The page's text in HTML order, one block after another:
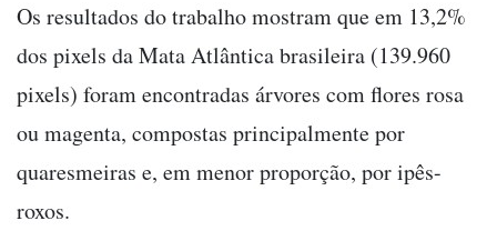
Os resultados do trabalho mostram que em 13,2%
dos pixels da Mata Atlântica brasileira (139.960
pixels) foram encontradas árvores com flores rosa
ou magenta, compostas principalmente por
quaresmeiras e, em menor proporção, por ipês-
roxos.